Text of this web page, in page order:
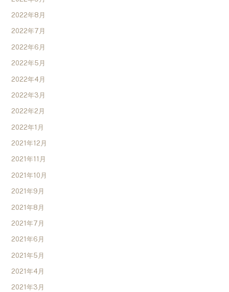
2022年8月
2022年7月
2022年6月
2022年5月
2022年4月
2022年3月
2022年2月
2022年1月
2021年12月
2021年11月
2021年10月
2021年9月
2021年8月
2021年7月
2021年6月
2021年5月
2021年4月
2021年3月